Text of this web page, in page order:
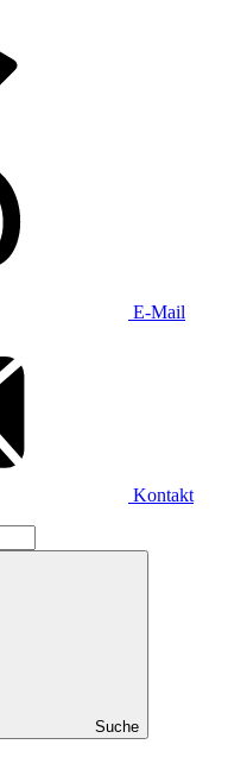
E-Mail
Kontakt
Suche